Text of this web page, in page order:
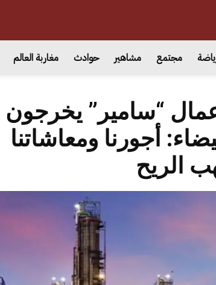
مجتمع مشاهير حوادث مغاربة العالم
“سامير” يخرجون
أجورنا ومعاشاتنا
الريح